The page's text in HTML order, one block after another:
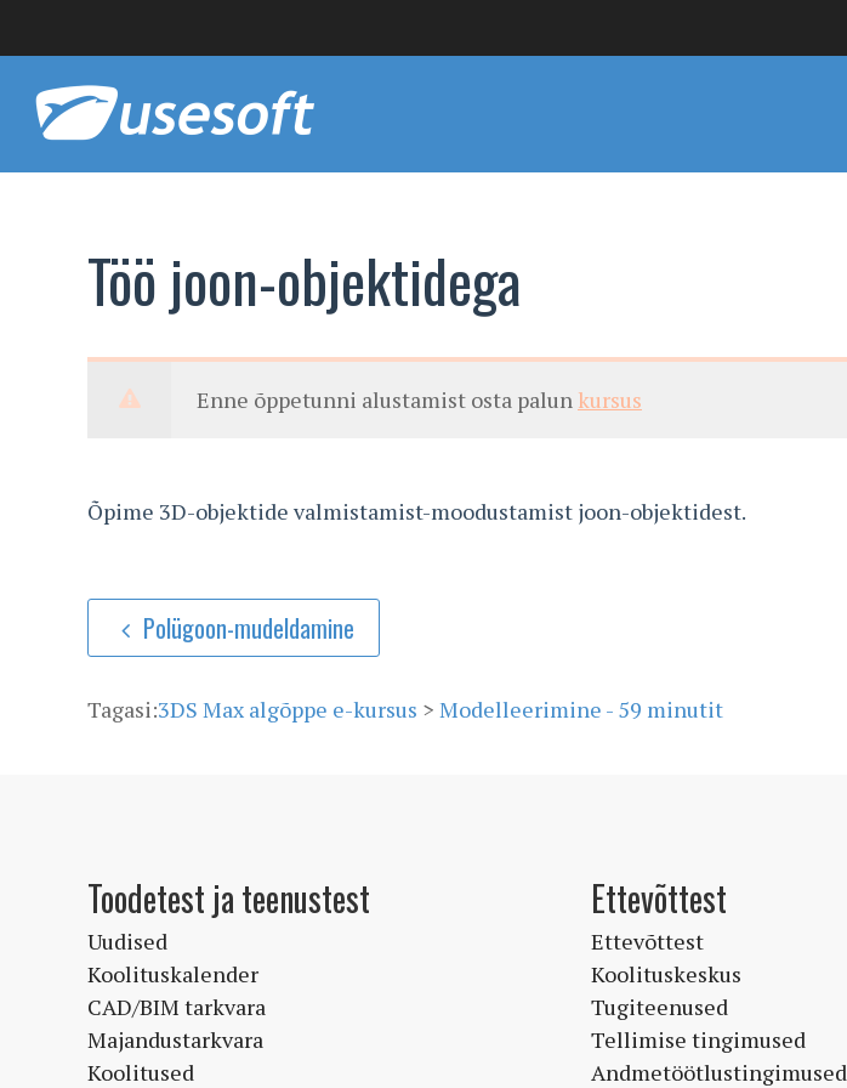
Töö joon-objektidega
Enne õppetunni alustamist osta palun kursus
Õpime 3D-objektide valmistamist-moodustamist joon-objektidest.
Polügoon-mudeldamine
Tagasi:3DS Max algõppe e-kursus > Modelleerimine - 59 minutit
Toodetest ja teenustest
Uudised
Koolituskalender
CAD/BIM tarkvara
Majandustarkvara
Koolitused
Ettevõttest
Ettevõttest
Koolituskeskus
Tugiteenused
Tellimise tingimused
Andmetöötlustingimused